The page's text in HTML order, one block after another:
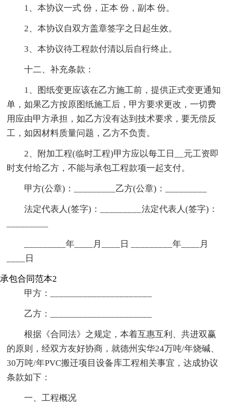
1、本协议一式 份，正本 份，副本 份。
2、本协议自双方盖章签字之日起生效。
3、本协议待工程款付清以后自行终止。
十二、补充条款：
1、图纸变更应该在乙方施工前，提供正式变更通知
单，如果乙方按原图纸施工后，甲方要求更改，一切费
用应由甲方承担，如乙方没有达到技术要求，要无偿反
工，如因材料质量问题，乙方不负责。
2、附加工程(临时工程)甲方应以每工日__元工资即
时支付给乙方，不能与承包工程款项一起支付。
甲方(公章)：_________乙方(公章)：_________
法定代表人(签字)：_________法定代表人(签字)：
_________年____月____日 _________年____月
____日
承包合同范本2
甲方：______________________
乙方：______________________
根据《合同法》之规定，本着互惠互利、共进双赢
的原则，经双方友好协商，就德州实华24万吨/年烧碱、
30万吨/年PVC搬迁项目设备库工程相关事宜，达成协议
条款如下：
一、工程概况